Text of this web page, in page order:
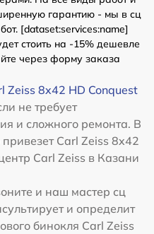
гарантию - мы в сц
[dataset:services:name]
стоить на -15% дешевле
через форму заказа
Zeiss 8x42 HD Conquest
не требует
и сложного ремонта. В
Carl Zeiss 8x42
Carl Zeiss в Казани
и наш мастер сц
и определит
бинокля Carl Zeiss